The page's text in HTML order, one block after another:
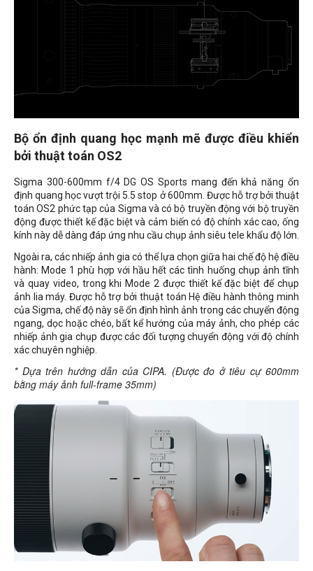
Bộ ổn định quang học mạnh mẽ được điều khiển
bởi thuật toán OS2
Sigma 300-600mm f/4 DG OS Sports mang đến khả năng ổn
định quang học vượt trội 5.5 stop ở 600mm. Được hỗ trợ bởi thuật
toán OS2 phức tạp của Sigma và có bộ truyền động với bộ truyền
động được thiết kế đặc biệt và cảm biến có độ chính xác cao, ống
kính này dễ dàng đáp ứng nhu cầu chụp ảnh siêu tele khẩu độ lớn.
Ngoài ra, các nhiếp ảnh gia có thể lựa chọn giữa hai chế độ hệ điều
hành: Mode 1 phù hợp với hầu hết các tình huống chụp ảnh tĩnh
và quay video, trong khi Mode 2 được thiết kế đặc biệt để chụp
ảnh lia máy. Được hỗ trợ bởi thuật toán Hệ điều hành thông minh
của Sigma, chế độ này sẽ ổn định hình ảnh trong các chuyển động
ngang, dọc hoặc chéo, bất kể hướng của máy ảnh, cho phép các
nhiếp ảnh gia chụp được các đối tượng chuyển động với độ chính
xác chuyên nghiệp.
* Dựa trên hướng dẫn của CIPA. (Được đo ở tiêu cự 600mm
bằng máy ảnh full-frame 35mm)